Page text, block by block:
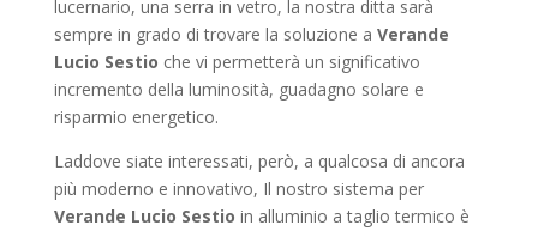
lucernario, una serra in vetro, la nostra ditta sarà
sempre in grado di trovare la soluzione a Verande
Lucio Sestio che vi permetterà un significativo
incremento della luminosità, guadagno solare e
risparmio energetico.
Laddove siate interessati, però, a qualcosa di ancora
più moderno e innovativo, Il nostro sistema per
Verande Lucio Sestio in alluminio a taglio termico è